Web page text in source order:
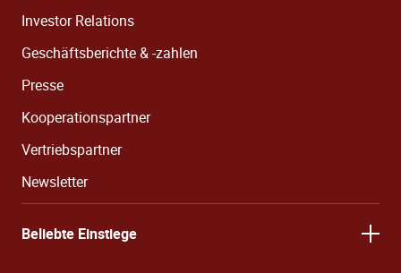
Investor Relations
Geschäftsberichte & -zahlen
Presse
Kooperationspartner
Vertriebspartner
Newsletter
Beliebte Einstiege